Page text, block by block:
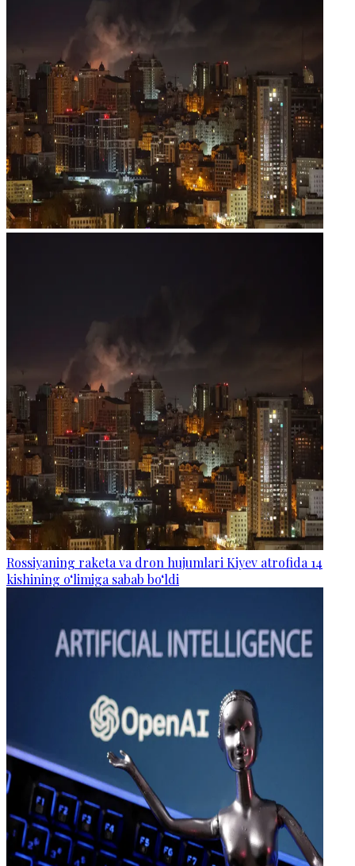
Rossiyaning raketa va dron hujumlari Kiyev atrofida 14
kishining o‘limiga sabab bo‘ldi